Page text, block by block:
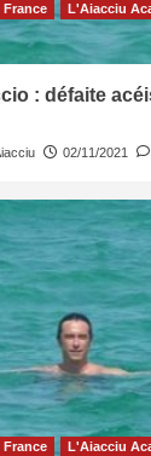
France
L'Aiacciu
: défaite
02/11/2021
France
L'Aiacciu